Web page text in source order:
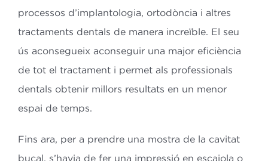
processos d’implantologia, ortodòncia i altres
tractaments dentals de manera increïble. El seu
ús aconsegueix aconseguir una major eficiència
de tot el tractament i permet als professionals
dentals obtenir millors resultats en un menor
espai de temps.
Fins ara, per a prendre una mostra de la cavitat
bucal, s’havia de fer una impressió en escaiola o